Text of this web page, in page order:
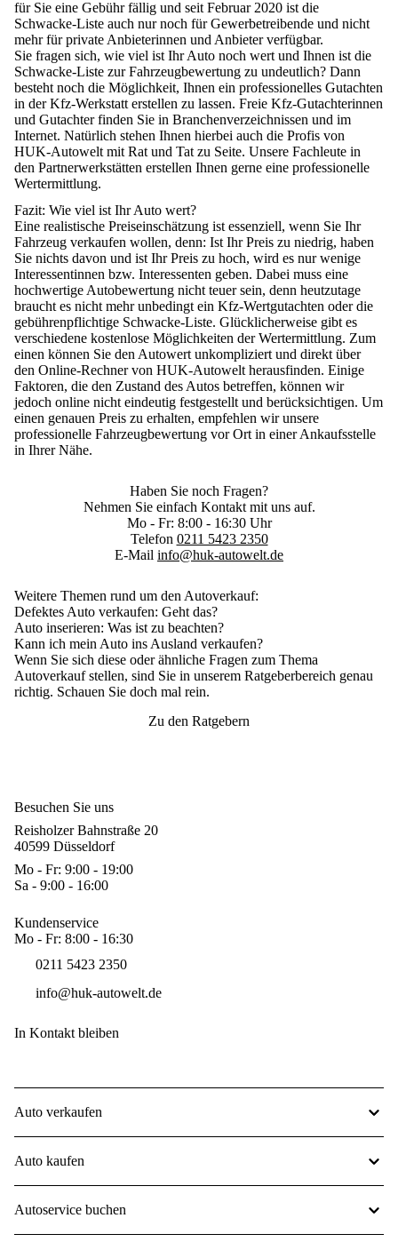
für Sie eine Gebühr fällig und seit Februar 2020 ist die
Schwacke-Liste auch nur noch für Gewerbetreibende und nicht
mehr für private Anbieterinnen und Anbieter verfügbar.
Sie fragen sich, wie viel ist Ihr Auto noch wert und Ihnen ist die
Schwacke-Liste zur Fahrzeugbewertung zu undeutlich? Dann
besteht noch die Möglichkeit, Ihnen ein professionelles Gutachten
in der Kfz-Werkstatt erstellen zu lassen. Freie Kfz-Gutachterinnen
und Gutachter finden Sie in Branchenverzeichnissen und im
Internet. Natürlich stehen Ihnen hierbei auch die Profis von
HUK-Autowelt mit Rat und Tat zu Seite. Unsere Fachleute in
den Partnerwerkstätten erstellen Ihnen gerne eine professionelle
Wertermittlung.
Fazit: Wie viel ist Ihr Auto wert?
Eine realistische Preiseinschätzung ist essenziell, wenn Sie Ihr
Fahrzeug verkaufen wollen, denn: Ist Ihr Preis zu niedrig, haben
Sie nichts davon und ist Ihr Preis zu hoch, wird es nur wenige
Interessentinnen bzw. Interessenten geben. Dabei muss eine
hochwertige Autobewertung nicht teuer sein, denn heutzutage
braucht es nicht mehr unbedingt ein Kfz-Wertgutachten oder die
gebührenpflichtige Schwacke-Liste. Glücklicherweise gibt es
verschiedene kostenlose Möglichkeiten der Wertermittlung. Zum
einen können Sie den Autowert unkompliziert und direkt über
den Online-Rechner von HUK-Autowelt herausfinden. Einige
Faktoren, die den Zustand des Autos betreffen, können wir
jedoch online nicht eindeutig festgestellt und berücksichtigen. Um
einen genauen Preis zu erhalten, empfehlen wir unsere
professionelle Fahrzeugbewertung vor Ort in einer Ankaufsstelle
in Ihrer Nähe.
Haben Sie noch Fragen?
Nehmen Sie einfach Kontakt mit uns auf.
Mo - Fr: 8:00 - 16:30 Uhr
Telefon 0211 5423 2350
E-Mail info@huk-autowelt.de
Weitere Themen rund um den Autoverkauf:
Defektes Auto verkaufen: Geht das?
Auto inserieren: Was ist zu beachten?
Kann ich mein Auto ins Ausland verkaufen?
Wenn Sie sich diese oder ähnliche Fragen zum Thema
Autoverkauf stellen, sind Sie in unserem Ratgeberbereich genau
richtig. Schauen Sie doch mal rein.
Zu den Ratgebern
Besuchen Sie uns
Reisholzer Bahnstraße 20
40599 Düsseldorf
Mo - Fr: 9:00 - 19:00
Sa - 9:00 - 16:00
Kundenservice
Mo - Fr: 8:00 - 16:30
0211 5423 2350
info@huk-autowelt.de
In Kontakt bleiben
Auto verkaufen
Auto kaufen
Autoservice buchen